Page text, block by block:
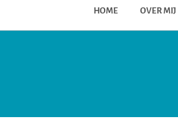
HOME OVER MIJ